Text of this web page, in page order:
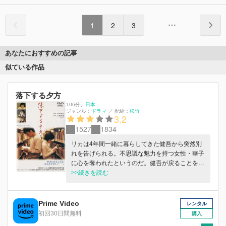
1 2 3
あなたにおすすめの記事
似ている作品
落下する夕方
106分
日本
ジャンル：
ドラマ ／ 配給： 松竹
3.2
1527 1834
リカは4年間一緒に暮らしてきた健吾から突然別
れを告げられる。不思議な魅力を持つ女性・華子
に心を奪われたというのだ。健吾が戻ることを信
じて、孤独な日々を送るリカ。ところがある日、
う。
>>続きを読む
Prime Video
初回30日間無料
レンタル
購入